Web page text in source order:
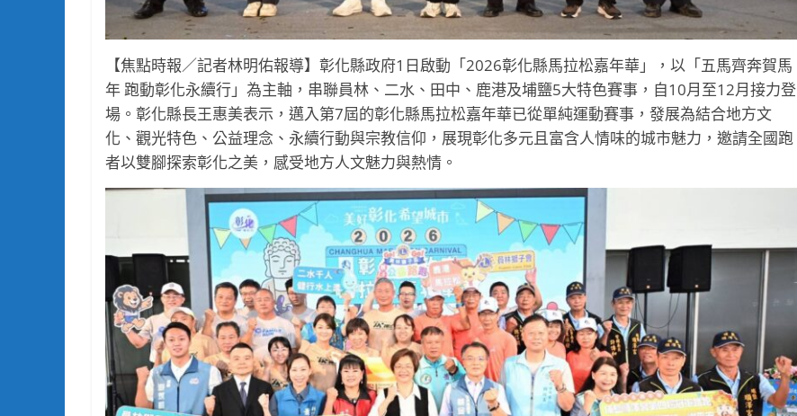
【焦點時報／記者林明佑報導】彰化縣政府1日啟動「2026彰化縣馬拉松嘉年華」，以「五馬齊奔賀馬
年 跑動彰化永續行」為主軸，串聯員林、二水、田中、鹿港及埔鹽5大特色賽事，自10月至12月接力登
場。彰化縣長王惠美表示，邁入第7屆的彰化縣馬拉松嘉年華已從單純運動賽事，發展為結合地方文
化、觀光特色、公益理念、永續行動與宗教信仰，展現彰化多元且富含人情味的城市魅力，邀請全國跑
者以雙腳探索彰化之美，感受地方人文魅力與熱情。